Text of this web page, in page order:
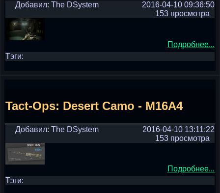
Добавил: The DSystem
2016-04-10 09:36:50
153 просмотра
Подробнее...
Тэги:
Tact-Ops: Desert Camo - M16A4
Добавил: The DSystem
2016-04-10 13:11:22
153 просмотра
Подробнее...
Тэги: